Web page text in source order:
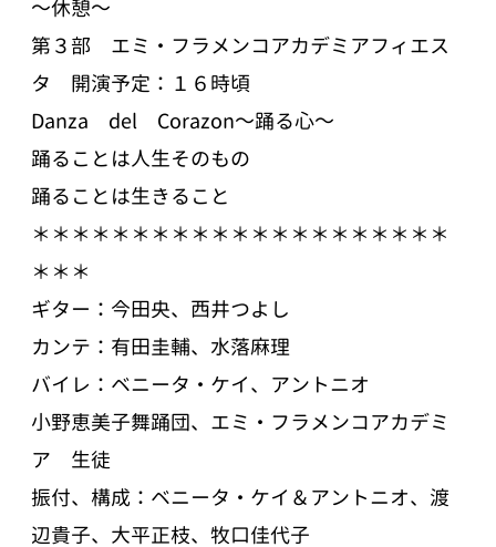
～休憩～
第３部 エミ・フラメンコアカデミアフィエス
タ 開演予定：１６時頃
Danza del Corazon～踊る心～
踊ることは人生そのもの
踊ることは生きること
＊＊＊＊＊＊＊＊＊＊＊＊＊＊＊＊＊＊＊＊＊
＊＊＊
ギター：今田央、西井つよし
カンテ：有田圭輔、水落麻理
バイレ：ベニータ・ケイ、アントニオ
小野恵美子舞踊団、エミ・フラメンコアカデミ
ア 生徒
振付、構成：ベニータ・ケイ＆アントニオ、渡
辺貴子、大平正枝、牧口佳代子